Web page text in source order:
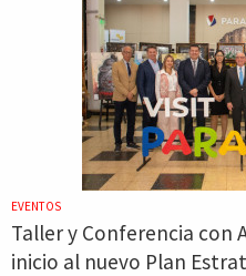
EVENTOS
Taller y Conferencia con
inicio al nuevo Plan